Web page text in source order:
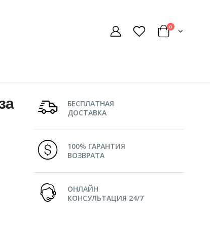
0
БЕСПЛАТНАЯ
ДОСТАВКА
100% ГАРАНТИЯ
ВОЗВРАТА
ОНЛАЙН
КОНСУЛЬТАЦИЯ 24/7